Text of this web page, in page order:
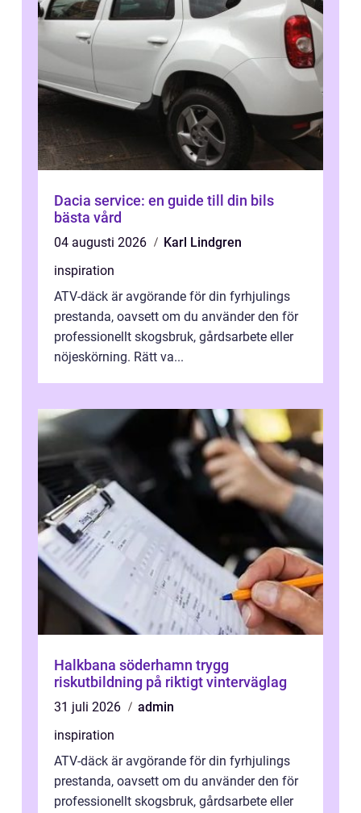
Dacia service: en guide till din bils
bästa vård
04 augusti 2026
Karl Lindgren
inspiration
ATV-däck är avgörande för din fyrhjulings
prestanda, oavsett om du använder den för
professionellt skogsbruk, gårdsarbete eller
nöjeskörning. Rätt va...
Halkbana söderhamn trygg
riskutbildning på riktigt vinterväglag
31 juli 2026
admin
inspiration
ATV-däck är avgörande för din fyrhjulings
prestanda, oavsett om du använder den för
professionellt skogsbruk, gårdsarbete eller